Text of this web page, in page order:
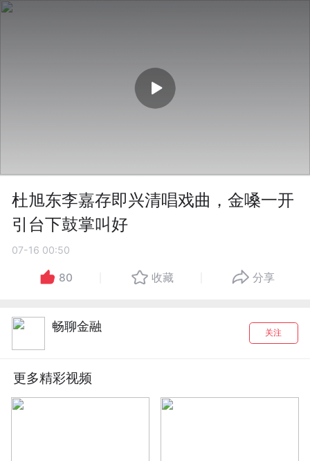
杜旭东李嘉存即兴清唱戏曲，金嗓一开
引台下鼓掌叫好
07-16 00:50
80 收藏 分享
畅聊金融 关注
更多精彩视频